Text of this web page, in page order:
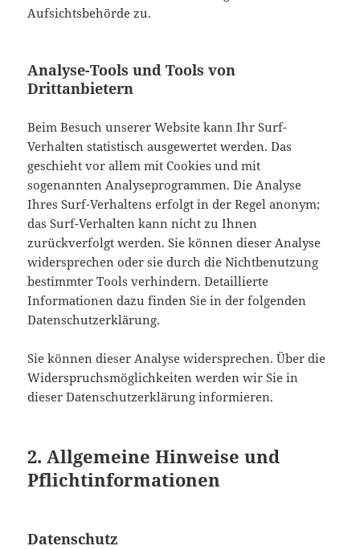
Aufsichtsbehörde zu.
Analyse-Tools und Tools von
Drittanbietern
Beim Besuch unserer Website kann Ihr Surf-
Verhalten statistisch ausgewertet werden. Das
geschieht vor allem mit Cookies und mit
sogenannten Analyseprogrammen. Die Analyse
Ihres Surf-Verhaltens erfolgt in der Regel anonym;
das Surf-Verhalten kann nicht zu Ihnen
zurückverfolgt werden. Sie können dieser Analyse
widersprechen oder sie durch die Nichtbenutzung
bestimmter Tools verhindern. Detaillierte
Informationen dazu finden Sie in der folgenden
Datenschutzerklärung.
Sie können dieser Analyse widersprechen. Über die
Widerspruchsmöglichkeiten werden wir Sie in
dieser Datenschutzerklärung informieren.
2. Allgemeine Hinweise und
Pflichtinformationen
Datenschutz